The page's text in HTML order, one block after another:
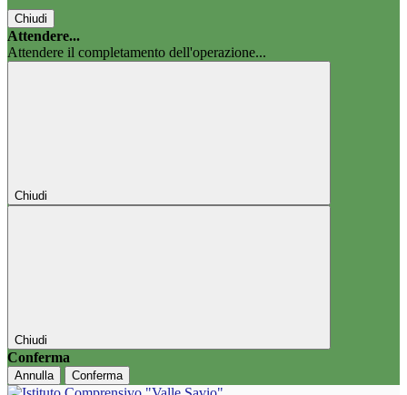
Chiudi
Attendere...
Attendere il completamento dell'operazione...
Chiudi
Chiudi
Conferma
Annulla Conferma